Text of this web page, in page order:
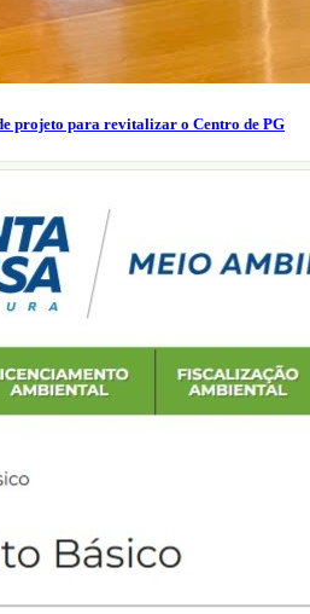
projeto para revitalizar o Centro de PG